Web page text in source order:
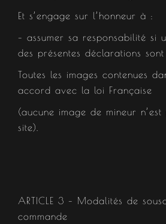
Et s’engage sur l’honneur à :
– assumer sa responsabilité si
des présentes déclarations sont
Toutes les images contenues
accord avec la loi Française
(aucune image de mineur
site).
ARTICLE 3 – Modalités de
commande​